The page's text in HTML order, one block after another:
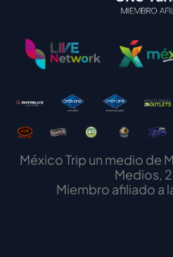
México Trip un medio de
Medios,
Miembro afiliado a